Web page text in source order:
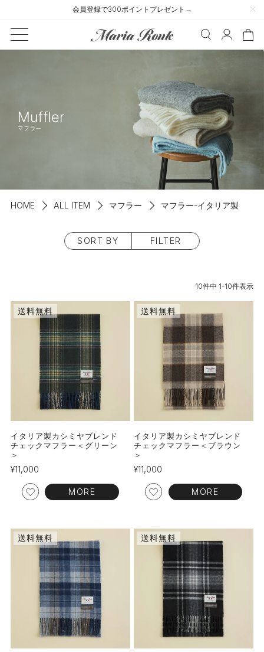
会員登録で300ポイントプレゼント→
HOME ALL ITEM マフラー マフラー-イタリア製
SORT BY FILTER
10件中 1-10件表示
送料無料
イタリア製カシミヤブレンド
チェックマフラー＜グリーン
＞
¥11,000
MORE
送料無料
イタリア製カシミヤブレンド
チェックマフラー＜ブラウン
＞
¥11,000
MORE
送料無料 送料無料